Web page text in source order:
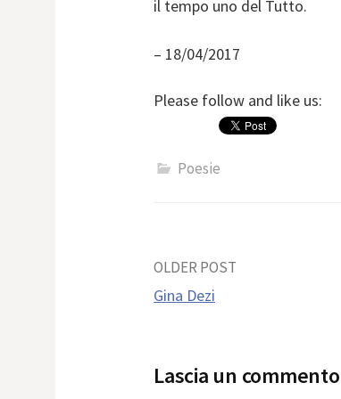
il tempo uno del Tutto.
– 18/04/2017
Please follow and like us:
Poesie
Post
OLDER POST
Gina Dezi
Lascia un commento